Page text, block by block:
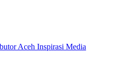
Aceh Inspirasi Media